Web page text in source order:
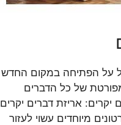
על הפתיחה במקום החדש
של כל הדברים
יקרים: אריזת דברים יקרים
מיוחדים עשוי לעזור